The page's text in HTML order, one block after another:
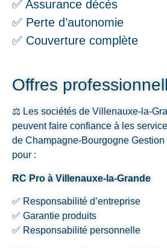
✅ Assurance décès
✅ Perte d’autonomie
✅ Couverture complète
Offres
⚖️ Les sociétés de Villenauxe-la-
peuvent faire confiance à les
de Champagne-Bourgogne
pour :
RC Pro à Villenauxe-la-Grande
✅ Responsabilité d’entreprise
✅ Garantie produits
✅ Responsabilité personnelle